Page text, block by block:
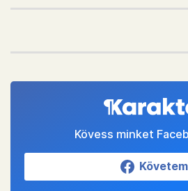
Kövess minket